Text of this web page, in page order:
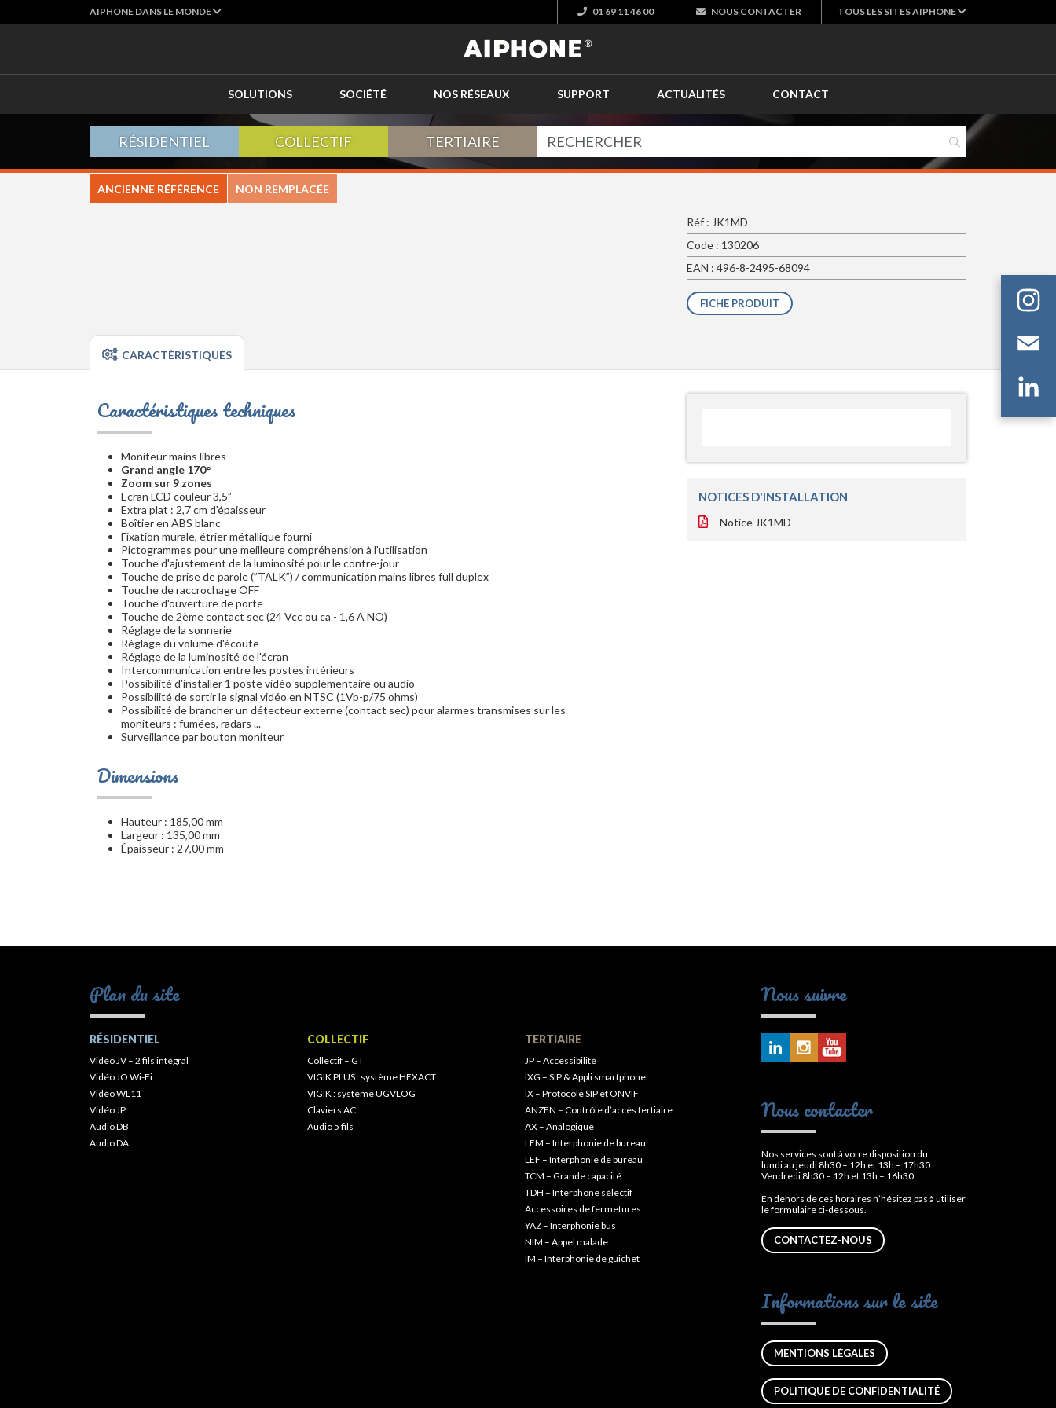
AIPHONE DANS LE MONDE 01 69 11 46 00 NOUS CONTACTER TOUS LES SITES AIPHONE
SOLUTIONS SOCIÉTÉ NOS RÉSEAUX SUPPORT ACTUALITÉS CONTACT
RÉSIDENTIEL COLLECTIF TERTIAIRE
ANCIENNE RÉFÉRENCE NON REMPLACÉE
Réf : JK1MD
Code : 130206
EAN : 496-8-2495-68094
FICHE PRODUIT
CARACTÉRISTIQUES
Caractéristiques techniques
Moniteur mains libres
Grand angle 170°
Zoom sur 9 zones
Ecran LCD couleur 3,5”
Extra plat : 2,7 cm d'épaisseur
Boîtier en ABS blanc
Fixation murale, étrier métallique fourni
Pictogrammes pour une meilleure compréhension à l'utilisation
Touche d'ajustement de la luminosité pour le contre-jour
Touche de prise de parole (”TALK”) / communication mains libres full duplex
Touche de raccrochage OFF
Touche d'ouverture de porte
Touche de 2ème contact sec (24 Vcc ou ca - 1,6 A NO)
Réglage de la sonnerie
Réglage du volume d'écoute
Réglage de la luminosité de l'écran
Intercommunication entre les postes intérieurs
Possibilité d'installer 1 poste vidéo supplémentaire ou audio
Possibilité de sortir le signal vidéo en NTSC (1Vp-p/75 ohms)
Possibilité de brancher un détecteur externe (contact sec) pour alarmes transmises sur les
moniteurs : fumées, radars ...
Surveillance par bouton moniteur
Dimensions
Hauteur : 185,00 mm
Largeur : 135,00 mm
Épaisseur : 27,00 mm
NOTICES D'INSTALLATION
Notice JK1MD
Plan du site
RÉSIDENTIEL
Vidéo JV – 2 fils intégral
Vidéo JO Wi-Fi
Vidéo WL11
Vidéo JP
Audio DB
Audio DA
COLLECTIF
Collectif – GT
VIGIK PLUS : système HEXACT
VIGIK : système UGVLOG
Claviers AC
Audio 5 fils
TERTIAIRE
JP – Accessibilité
IXG – SIP & Appli smartphone
IX – Protocole SIP et ONVIF
ANZEN – Contrôle d’accès tertiaire
AX – Analogique
LEM – Interphonie de bureau
LEF – Interphonie de bureau
TCM – Grande capacité
TDH – Interphone sélectif
Accessoires de fermetures
YAZ – Interphonie bus
NIM – Appel malade
IM – Interphonie de guichet
Nous suivre
Nous contacter
Nos services sont à votre disposition du
lundi au jeudi 8h30 – 12h et 13h – 17h30.
Vendredi 8h30 – 12h et 13h – 16h30.
En dehors de ces horaires n’hésitez pas à utiliser
le formulaire ci-dessous.
CONTACTEZ-NOUS
Informations sur le site
MENTIONS LÉGALES
POLITIQUE DE CONFIDENTIALITÉ